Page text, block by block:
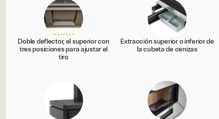
Doble deflector, el superior con
tres posiciones para ajustar el
tiro
Extracción superior o inferior de
la cubeta de cenizas